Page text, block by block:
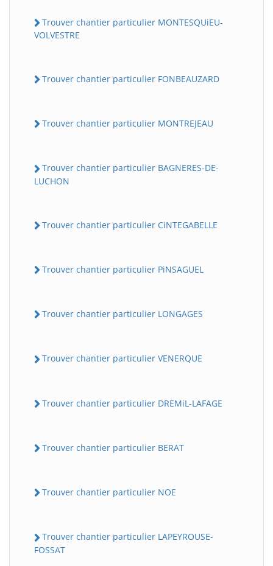
Trouver chantier particulier MONTESQUiEU-
VOLVESTRE
Trouver chantier particulier FONBEAUZARD
Trouver chantier particulier MONTREJEAU
Trouver chantier particulier BAGNERES-DE-
LUCHON
Trouver chantier particulier CiNTEGABELLE
Trouver chantier particulier PiNSAGUEL
Trouver chantier particulier LONGAGES
Trouver chantier particulier VENERQUE
Trouver chantier particulier DREMiL-LAFAGE
Trouver chantier particulier BERAT
Trouver chantier particulier NOE
Trouver chantier particulier LAPEYROUSE-
FOSSAT